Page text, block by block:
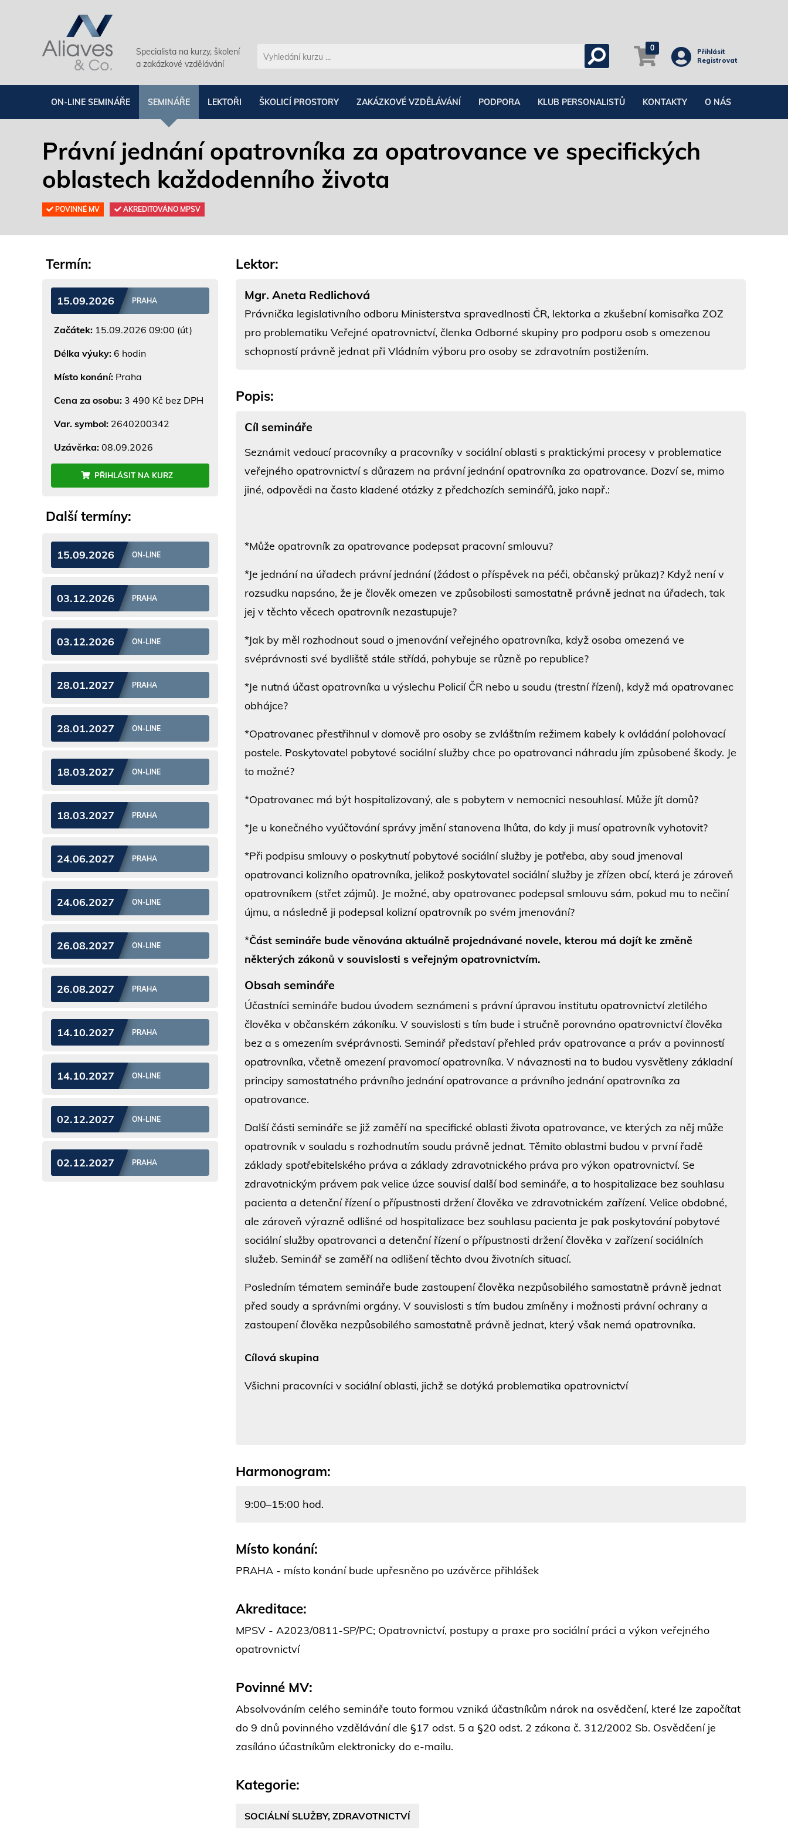
Specialista na kurzy, školení
a zakázkové vzdělávání
0
Přihlásit
Registrovat
ON-LINE SEMINÁŘE SEMINÁŘE LEKTOŘI ŠKOLICÍ PROSTORY ZAKÁZKOVÉ VZDĚLÁVÁNÍ PODPORA KLUB PERSONALISTŮ KONTAKTY O NÁS
Právní jednání opatrovníka za opatrovance ve specifických
oblastech každodenního života
POVINNÉ MV AKREDITOVÁNO MPSV
Lektor:
Mgr. Aneta Redlichová
Právnička legislativního odboru Ministerstva spravedlnosti ČR, lektorka a zkušební komisařka ZOZ
pro problematiku Veřejné opatrovnictví, členka Odborné skupiny pro podporu osob s omezenou
schopností právně jednat při Vládním výboru pro osoby se zdravotním postižením.
Popis:
Cíl semináře
Seznámit vedoucí pracovníky a pracovníky v sociální oblasti s praktickými procesy v problematice
veřejného opatrovnictví s důrazem na právní jednání opatrovníka za opatrovance. Dozví se, mimo
jiné, odpovědi na často kladené otázky z předchozích seminářů, jako např.:
*Může opatrovník za opatrovance podepsat pracovní smlouvu?
*Je jednání na úřadech právní jednání (žádost o příspěvek na péči, občanský průkaz)? Když není v
rozsudku napsáno, že je člověk omezen ve způsobilosti samostatně právně jednat na úřadech, tak
jej v těchto věcech opatrovník nezastupuje?
*Jak by měl rozhodnout soud o jmenování veřejného opatrovníka, když osoba omezená ve
svéprávnosti své bydliště stále střídá, pohybuje se různě po republice?
*Je nutná účast opatrovníka u výslechu Policií ČR nebo u soudu (trestní řízení), když má opatrovanec
obhájce?
*Opatrovanec přestřihnul v domově pro osoby se zvláštním režimem kabely k ovládání polohovací
postele. Poskytovatel pobytové sociální služby chce po opatrovanci náhradu jím způsobené škody. Je
to možné?
*Opatrovanec má být hospitalizovaný, ale s pobytem v nemocnici nesouhlasí. Může jít domů?
*Je u konečného vyúčtování správy jmění stanovena lhůta, do kdy ji musí opatrovník vyhotovit?
*Při podpisu smlouvy o poskytnutí pobytové sociální služby je potřeba, aby soud jmenoval
opatrovanci kolizního opatrovníka, jelikož poskytovatel sociální služby je zřízen obcí, která je zároveň
opatrovníkem (střet zájmů). Je možné, aby opatrovanec podepsal smlouvu sám, pokud mu to nečiní
újmu, a následně ji podepsal kolizní opatrovník po svém jmenování?
*Část semináře bude věnována aktuálně projednávané novele, kterou má dojít ke změně
některých zákonů v souvislosti s veřejným opatrovnictvím.
Obsah semináře
Účastníci semináře budou úvodem seznámeni s právní úpravou institutu opatrovnictví zletilého
člověka v občanském zákoníku. V souvislosti s tím bude i stručně porovnáno opatrovnictví člověka
bez a s omezením svéprávnosti. Seminář představí přehled práv opatrovance a práv a povinností
opatrovníka, včetně omezení pravomocí opatrovníka. V návaznosti na to budou vysvětleny základní
principy samostatného právního jednání opatrovance a právního jednání opatrovníka za
opatrovance.
Další části semináře se již zaměří na specifické oblasti života opatrovance, ve kterých za něj může
opatrovník v souladu s rozhodnutím soudu právně jednat. Těmito oblastmi budou v první řadě
základy spotřebitelského práva a základy zdravotnického práva pro výkon opatrovnictví. Se
zdravotnickým právem pak velice úzce souvisí další bod semináře, a to hospitalizace bez souhlasu
pacienta a detenční řízení o přípustnosti držení člověka ve zdravotnickém zařízení. Velice obdobné,
ale zároveň výrazně odlišné od hospitalizace bez souhlasu pacienta je pak poskytování pobytové
sociální služby opatrovanci a detenční řízení o přípustnosti držení člověka v zařízení sociálních
služeb. Seminář se zaměří na odlišení těchto dvou životních situací.
Posledním tématem semináře bude zastoupení člověka nezpůsobilého samostatně právně jednat
před soudy a správními orgány. V souvislosti s tím budou zmíněny i možnosti právní ochrany a
zastoupení člověka nezpůsobilého samostatně právně jednat, který však nemá opatrovníka.
Cílová skupina
Všichni pracovníci v sociální oblasti, jichž se dotýká problematika opatrovnictví
Harmonogram:
9:00–15:00 hod.
Místo konání:
PRAHA - místo konání bude upřesněno po uzávěrce přihlášek
Akreditace:
MPSV - A2023/0811-SP/PC; Opatrovnictví, postupy a praxe pro sociální práci a výkon veřejného
opatrovnictví
Povinné MV:
Absolvováním celého semináře touto formou vzniká účastníkům nárok na osvědčení, které lze započítat
do 9 dnů povinného vzdělávání dle §17 odst. 5 a §20 odst. 2 zákona č. 312/2002 Sb. Osvědčení je
zasíláno účastníkům elektronicky do e-mailu.
Kategorie:
SOCIÁLNÍ SLUŽBY, ZDRAVOTNICTVÍ
Termín:
15.09.2026 PRAHA
Začátek: 15.09.2026 09:00 (út)
Délka výuky: 6 hodin
Místo konání: Praha
Cena za osobu: 3 490 Kč bez DPH
Var. symbol: 2640200342
Uzávěrka: 08.09.2026
PŘIHLÁSIT NA KURZ
Další termíny:
15.09.2026 ON-LINE
03.12.2026 PRAHA
03.12.2026 ON-LINE
28.01.2027 PRAHA
28.01.2027 ON-LINE
18.03.2027 ON-LINE
18.03.2027 PRAHA
24.06.2027 PRAHA
24.06.2027 ON-LINE
26.08.2027 ON-LINE
26.08.2027 PRAHA
14.10.2027 PRAHA
14.10.2027 ON-LINE
02.12.2027 ON-LINE
02.12.2027 PRAHA